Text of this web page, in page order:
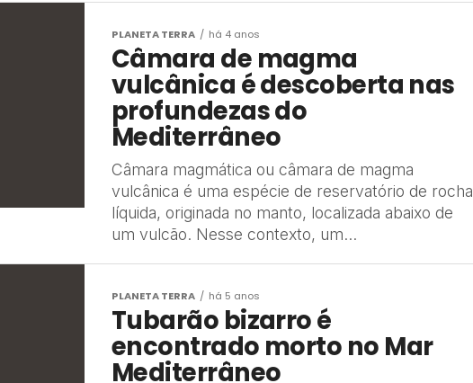
PLANETA TERRA há 4 anos
Câmara de magma
vulcânica é descoberta nas
profundezas do
Mediterrâneo
Câmara magmática ou câmara de magma
vulcânica é uma espécie de reservatório de rocha
líquida, originada no manto, localizada abaixo de
um vulcão. Nesse contexto, um...
PLANETA TERRA há 5 anos
Tubarão bizarro é
encontrado morto no Mar
Mediterrâneo